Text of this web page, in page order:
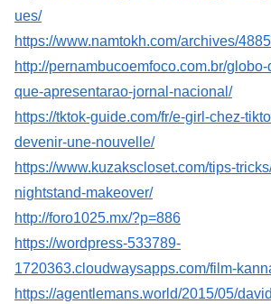
ues/
https://www.namtokh.com/archives/
http://pernambucoemfoco.com.br/
que-apresentarao-jornal-nacional/
https://tktok-guide.com/fr/e-girl-chez-
devenir-une-nouvelle/
https://www.kuzakscloset.com/tips-
nightstand-makeover/
http://foro1025.mx/?p=886
https://wordpress-533789-
1720363.cloudwaysapps.com/film-
https://agentlemans.world/2015/05/